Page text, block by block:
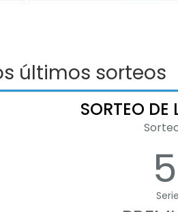
últimos sorteos
SORTEO